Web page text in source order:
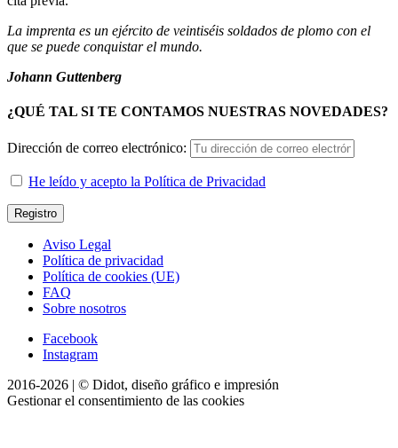
La imprenta es un ejército de veintiséis soldados de plomo con el
que se puede conquistar el mundo.
Johann Guttenberg
¿QUÉ TAL SI TE CONTAMOS NUESTRAS NOVEDADES?
Dirección de correo electrónico:
He leído y acepto la Política de Privacidad
Aviso Legal
Política de privacidad
Política de cookies (UE)
FAQ
Sobre nosotros
Facebook
Instagram
2016-2026 | © Didot, diseño gráfico e impresión
Gestionar el consentimiento de las cookies